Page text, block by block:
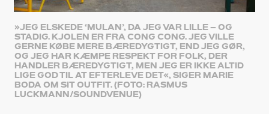
»JEG ELSKEDE ‘MULAN’, DA JEG VAR LILLE – OG
STADIG. KJOLEN ER FRA CONG CONG. JEG VILLE
GERNE KØBE MERE BÆREDYGTIGT, END JEG GØR,
OG JEG HAR KÆMPE RESPEKT FOR FOLK, DER
HANDLER BÆREDYGTIGT, MEN JEG ER IKKE ALTID
LIGE GOD TIL AT EFTERLEVE DET«, SIGER MARIE
BODA OM SIT OUTFIT. (FOTO: RASMUS
LUCKMANN/SOUNDVENUE)